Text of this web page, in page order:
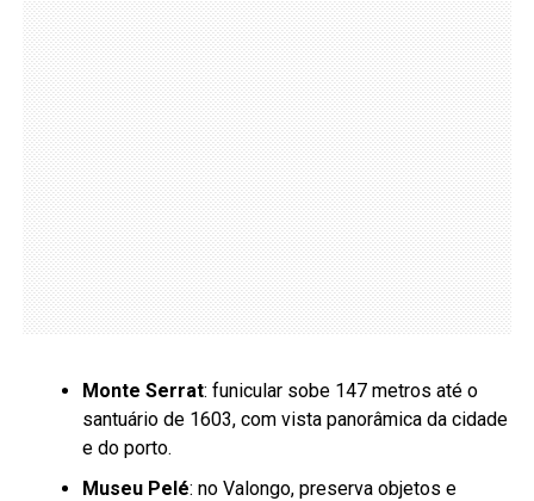
Monte Serrat: funicular sobe 147 metros até o
santuário de 1603, com vista panorâmica da cidade
e do porto.
Museu Pelé: no Valongo, preserva objetos e